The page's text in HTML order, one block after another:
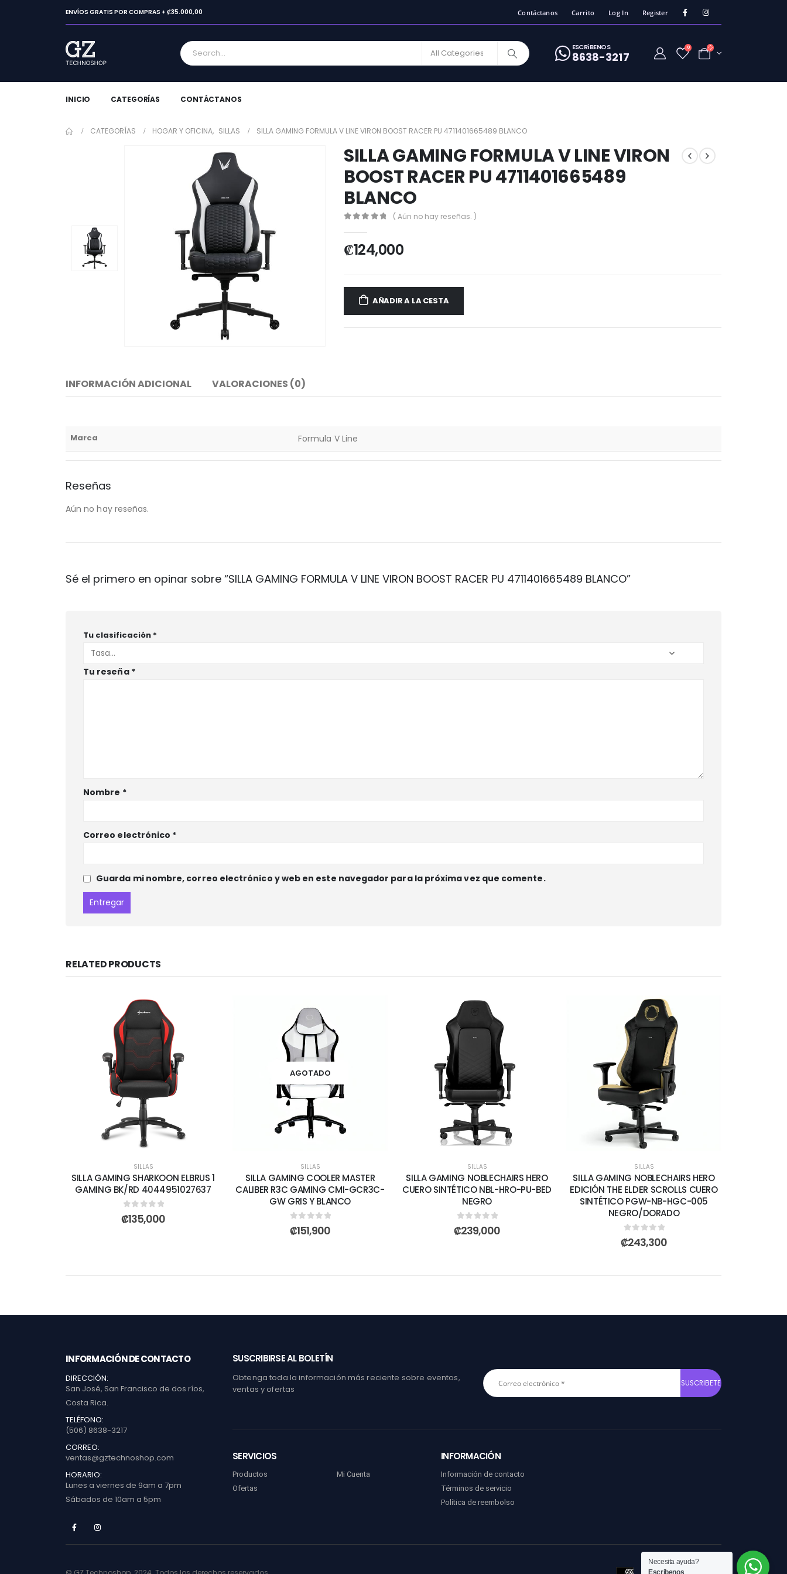
ENVÍOS GRATIS POR COMPRAS + ₡35.000,00 Contáctanos Carrito Log In Register
ESCRíBENOS
8638-3217
0
INICIO CATEGORÍAS CONTÁCTANOS
CATEGORÍAS HOGAR Y OFICINA, SILLAS SILLA GAMING FORMULA V LINE VIRON BOOST RACER PU 4711401665489 BLANCO
SILLA GAMING FORMULA V LINE VIRON
BOOST RACER PU 4711401665489
BLANCO
( Aún no hay reseñas. )
₡124,000
AÑADIR A LA CESTA
INFORMACIÓN ADICIONAL VALORACIONES (0)
Marca Formula V Line
Reseñas
Aún no hay reseñas.
Sé el primero en opinar sobre “SILLA GAMING FORMULA V LINE VIRON BOOST RACER PU 4711401665489 BLANCO”
Tu clasificación *
Tu reseña *
Nombre *
Correo electrónico *
Guarda mi nombre, correo electrónico y web en este navegador para la próxima vez que comente.
RELATED PRODUCTS
SILLAS
SILLA GAMING SHARKOON ELBRUS 1
GAMING BK/RD 4044951027637
0out of 5
₡135,000
AGOTADO
SILLAS
SILLA GAMING COOLER MASTER
CALIBER R3C GAMING CMI-GCR3C-
GW GRIS Y BLANCO
0out of 5
₡151,900
SILLAS
SILLA GAMING NOBLECHAIRS HERO
CUERO SINTÉTICO NBL-HRO-PU-BED
NEGRO
0out of 5
₡239,000
SILLAS
SILLA GAMING NOBLECHAIRS HERO
EDICIÓN THE ELDER SCROLLS CUERO
SINTÉTICO PGW-NB-HGC-005
NEGRO/DORADO
0out of 5
₡243,300
INFORMACIÓN DE CONTACTO
DIRECCIÓN:
San José, San Francisco de dos ríos,
Costa Rica.
TELÉFONO:
(506) 8638-3217
CORREO:
ventas@gztechnoshop.com
HORARIO:
Lunes a viernes de 9am a 7pm
Sábados de 10am a 5pm
SUSCRIBIRSE AL BOLETÍN
Obtenga toda la información más reciente sobre eventos,
ventas y ofertas
SERVICIOS
Productos
Ofertas
Mi Cuenta
INFORMACIÓN
Información de contacto
Términos de servicio
Política de reembolso
Necesita ayuda?
Escribenos